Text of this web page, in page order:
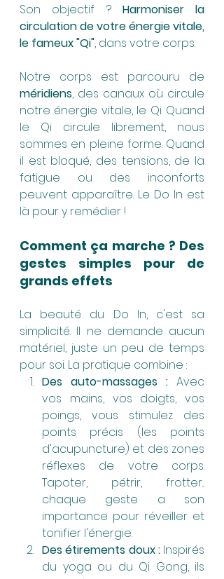
Son objectif ? Harmoniser la
circulation de votre énergie vitale,
le fameux "Qi", dans votre corps.
méridiens, des canaux où circule
notre énergie vitale, le Qi. Quand
le Qi circule librement, nous
sommes en pleine forme. Quand
il est bloqué, des tensions, de la
fatigue ou des inconforts
peuvent apparaître. Le Do In est
là pour y remédier !
Comment ça marche ? Des
gestes simples pour de
grands effets
La beauté du Do In, c'est sa
simplicité. Il ne demande aucun
matériel, juste un peu de temps
pour soi. La pratique combine :
Des auto-massages : Avec
vos mains, vos doigts, vos
poings, vous stimulez des
points précis (les points
d'acupuncture) et des zones
réflexes de votre corps.
Tapoter, pétrir, frotter...
chaque geste a son
importance pour réveiller et
tonifier l'énergie.
Des étirements doux : Inspirés
du yoga ou du Qi Gong, ils